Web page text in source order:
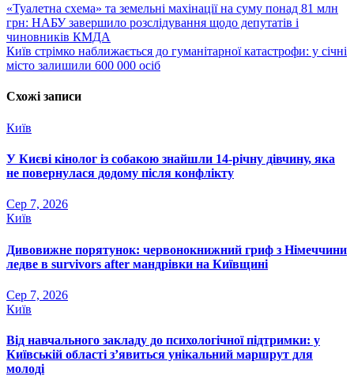
Навігація
записів
«Туалетна схема» та земельні махінації на суму понад 81 млн
грн: НАБУ завершило розслідування щодо депутатів і
чиновників КМДА
Київ стрімко наближається до гуманітарної катастрофи: у січні
місто залишили 600 000 осіб
Схожі записи
Київ
У Києві кінолог із собакою знайшли 14-річну дівчину, яка
не повернулася додому після конфлікту
Сер 7, 2026
Київ
Дивовижне порятунок: червонокнижний гриф з Німеччини
ледве в survivors after мандрівки на Київщині
Сер 7, 2026
Київ
Від навчального закладу до психологічної підтримки: у
Київській області з’явиться унікальний маршрут для
молоді